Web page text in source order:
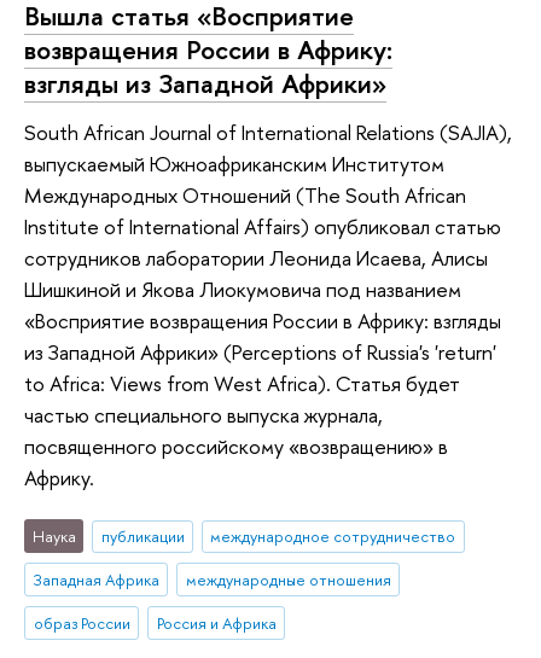
Вышла статья «Восприятие
возвращения России в Африку:
взгляды из Западной Африки»
South African Journal of International Relations (SAJIA),
выпускаемый Южноафриканским Институтом
Международных Отношений (The South African
Institute of International Affairs) опубликовал статью
сотрудников лаборатории Леонида Исаева, Алисы
Шишкиной и Якова Лиокумовича под названием
«Восприятие возвращения России в Африку: взгляды
из Западной Африки» (Perceptions of Russia's 'return'
to Africa: Views from West Africa). Статья будет
частью специального выпуска журнала,
посвященного российскому «возвращению» в
Африку.
Наука публикации
международное сотрудничество
Западная Африка
международные отношения
образ России
Россия и Африка